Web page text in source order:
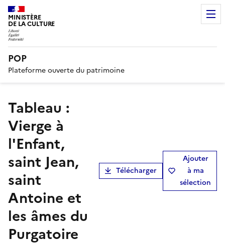
MINISTÈRE
DE LA CULTURE
POP
Plateforme ouverte du patrimoine
tableau :
Vierge à
l'Enfant,
saint Jean,
saint
Antoine et
les âmes du
Purgatoire
Télécharger
Ajouter
à ma
sélection